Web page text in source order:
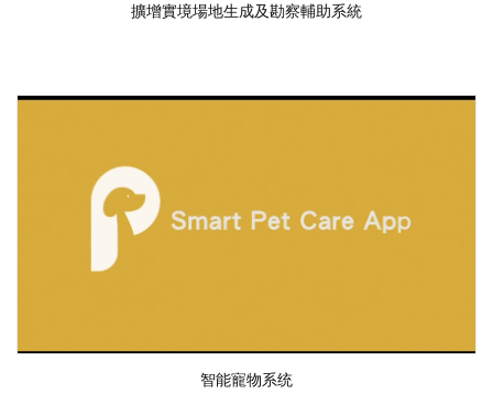
擴增實境場地生成及勘察輔助系統
智能寵物系统